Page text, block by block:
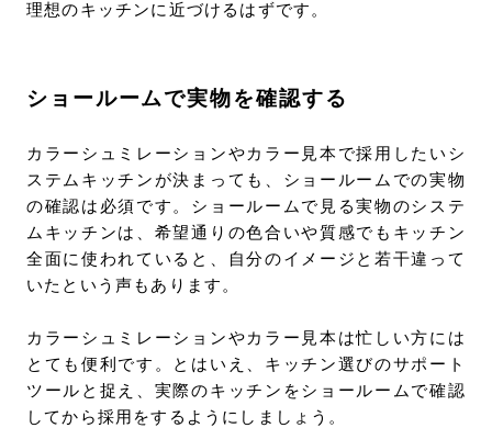
理想のキッチンに近づけるはずです。
ショールームで実物を確認する
カラーシュミレーションやカラー見本で採用したいシ
ステムキッチンが決まっても、ショールームでの実物
の確認は必須です。ショールームで見る実物のシステ
ムキッチンは、希望通りの色合いや質感でもキッチン
全面に使われていると、自分のイメージと若干違って
いたという声もあります。
カラーシュミレーションやカラー見本は忙しい方には
とても便利です。とはいえ、キッチン選びのサポート
ツールと捉え、実際のキッチンをショールームで確認
してから採用をするようにしましょう。